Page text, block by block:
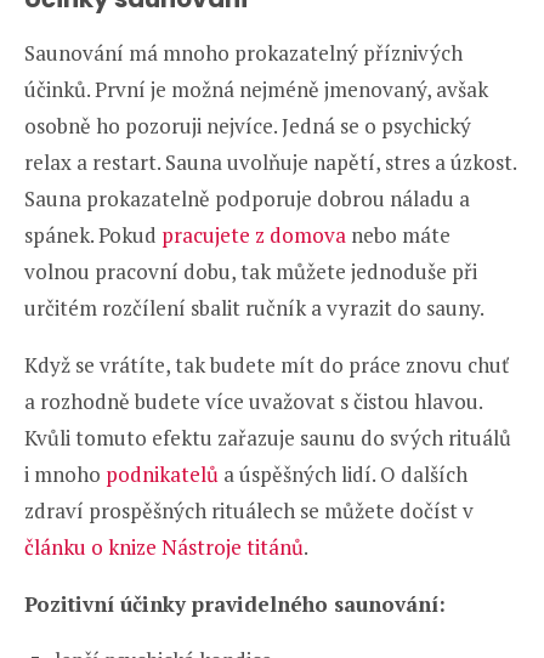
Saunování má mnoho prokazatelný příznivých
účinků. První je možná nejméně jmenovaný, avšak
osobně ho pozoruji nejvíce. Jedná se o psychický
relax a restart. Sauna uvolňuje napětí, stres a úzkost.
Sauna prokazatelně podporuje dobrou náladu a
spánek. Pokud pracujete z domova nebo máte
volnou pracovní dobu, tak můžete jednoduše při
určitém rozčílení sbalit ručník a vyrazit do sauny.
Když se vrátíte, tak budete mít do práce znovu chuť
a rozhodně budete více uvažovat s čistou hlavou.
Kvůli tomuto efektu zařazuje saunu do svých rituálů
i mnoho podnikatelů a úspěšných lidí. O dalších
zdraví prospěšných rituálech se můžete dočíst v
článku o knize Nástroje titánů.
Pozitivní účinky pravidelného saunování: